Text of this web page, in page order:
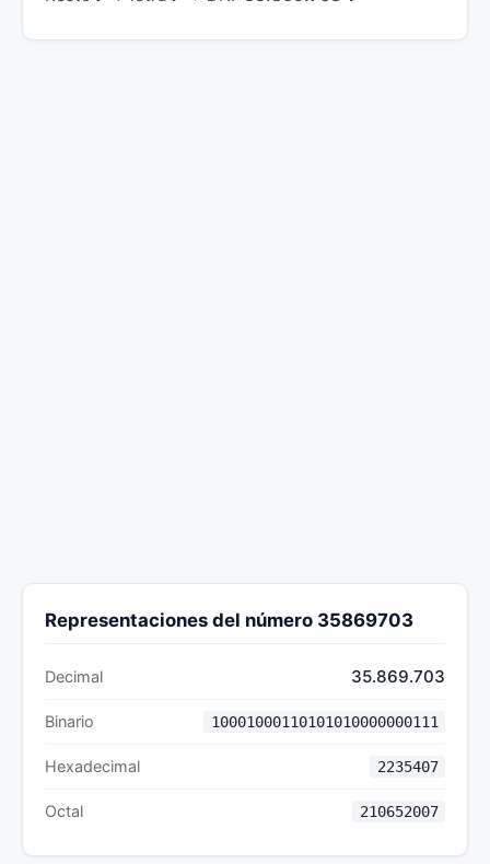
Representaciones del número 35869703
Decimal 35.869.703
Binario 10001000110101010000000111
Hexadecimal 2235407
Octal 210652007